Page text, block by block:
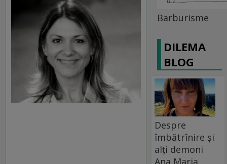
Barburisme
DILEMA
BLOG
Despre
îmbătrînire și
alți demoni
Ana Maria